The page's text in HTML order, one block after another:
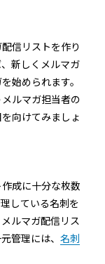
信リストを作り
新しくメルマガ
始められます。
ルマガ担当者の
向けてみましょ
成に十分な枚数
している名刺を
ルマガ配信リス
管理には、 名刺